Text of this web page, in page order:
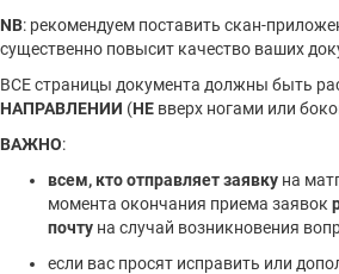
NB: рекомендуем поставить скан-
существенно повысит качество ваших
ВСЕ страницы документа должны быть
НАПРАВЛЕНИИ (НЕ вверх ногами или
ВАЖНО:
всем, кто отправляет заявку на
момента окончания приема заявок
почту на случай возникновения
если вас просят исправить или